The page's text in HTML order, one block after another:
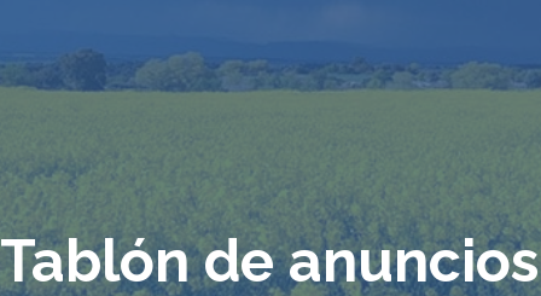
Tablón de anuncios